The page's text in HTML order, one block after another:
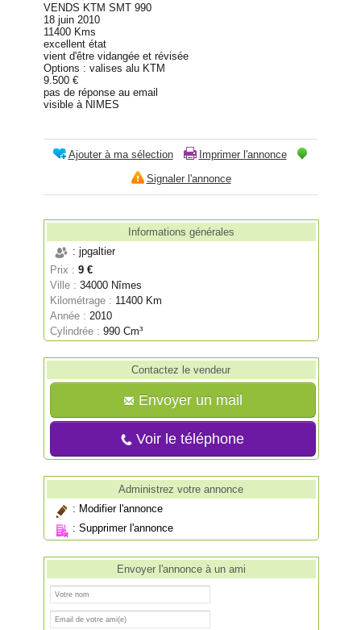
VENDS KTM SMT 990
18 juin 2010
11400 Kms
excellent état
vient d'être vidangée et révisée
Options : valises alu KTM
9.500 €
pas de réponse au email
visible à NIMES
Ajouter à ma sélection
Imprimer l'annonce
Signaler l'annonce
Informations générales
: jpgaltier
Prix : 9 €
Ville :34000 Nîmes
Kilométrage : 11400 Km
Année : 2010
Cylindrée : 990 Cm³
Contactez le vendeur
Envoyer un mail
Voir le téléphone
Administrez votre annonce
: Modifier l'annonce
:Supprimer l'annonce
Envoyer l'annonce à un ami